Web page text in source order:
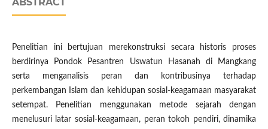
Penelitian ini bertujuan merekonstruksi secara historis proses
berdirinya Pondok Pesantren Uswatun Hasanah di Mangkang
serta menganalisis peran dan kontribusinya terhadap
perkembangan Islam dan kehidupan sosial-keagamaan masyarakat
setempat. Penelitian menggunakan metode sejarah dengan
menelusuri latar sosial-keagamaan, peran tokoh pendiri, dinamika